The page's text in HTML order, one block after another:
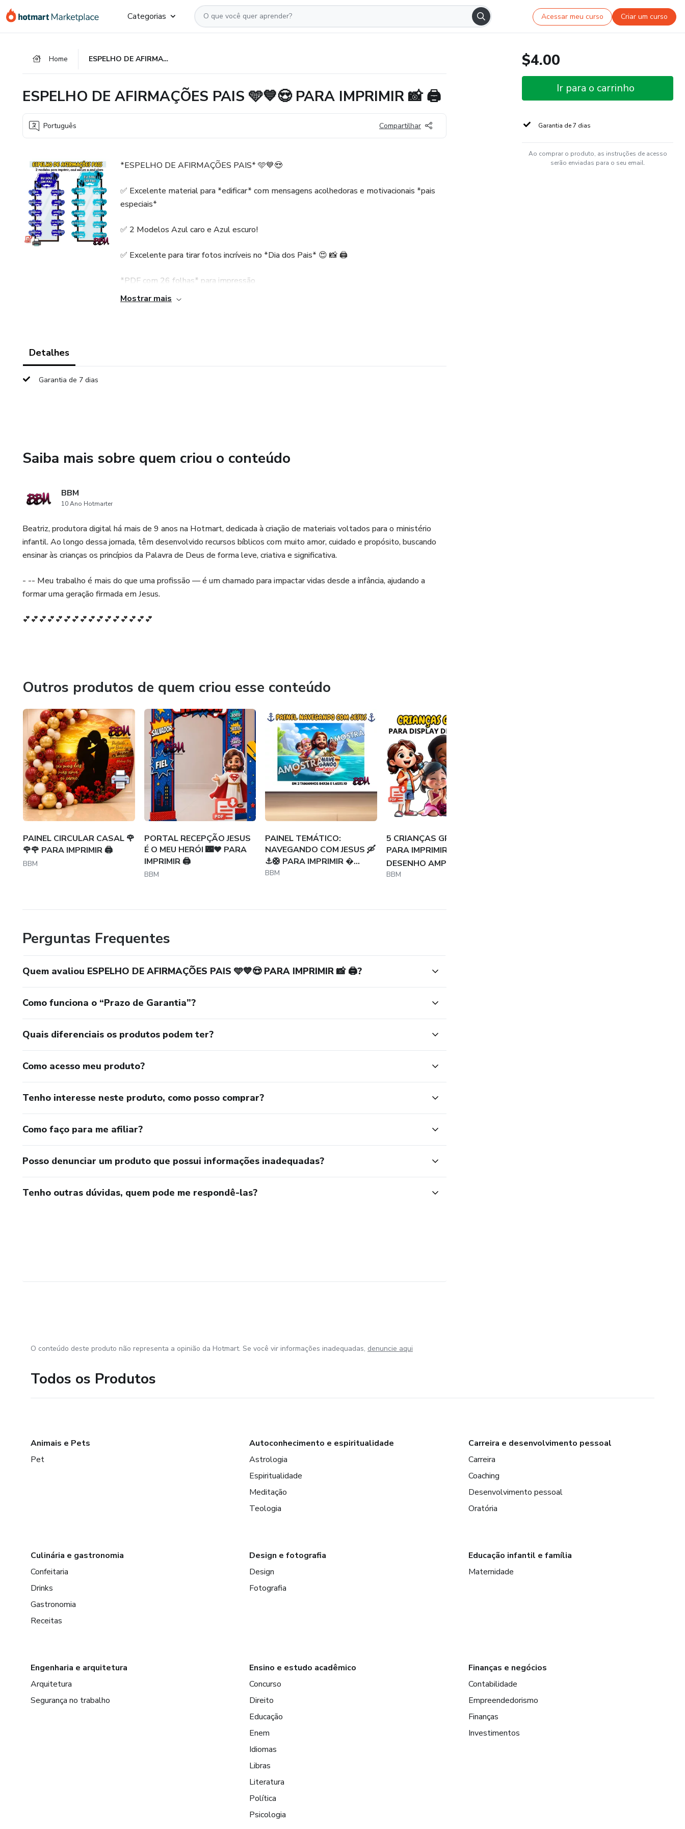
para
para
para
Categorias Acessar meu curso Criar um curso
Home ESPELHO DE AFIRMAÇÕES PAIS 🩵💙😍 PARA IMPRIMIR 📸 🖨
ESPELHO DE AFIRMAÇÕES PAIS 🩵💙😍 PARA IMPRIMIR 📸 🖨
Português Compartilhar
*ESPELHO DE AFIRMAÇÕES PAIS* 🩵💙😍
✅ Excelente material para *edificar* com mensagens acolhedoras e motivacionais *pais
especiais*
✅ 2 Modelos Azul caro e Azul escuro!
✅ Excelente para tirar fotos incríveis no *Dia dos Pais* 😍 📸 🖨
*PDF com 26 folhas* para impressão
Mostrar mais
Detalhes
Garantia de 7 dias
Saiba mais sobre quem criou o conteúdo
BBM
10 Ano Hotmarter
Beatriz, produtora digital há mais de 9 anos na Hotmart, dedicada à criação de materiais voltados para o ministério
infantil. Ao longo dessa jornada, têm desenvolvido recursos bíblicos com muito amor, cuidado e propósito, buscando
ensinar às crianças os princípios da Palavra de Deus de forma leve, criativa e significativa.
- -- Meu trabalho é mais do que uma profissão — é um chamado para impactar vidas desde a infância, ajudando a
formar uma geração firmada em Jesus.
💕💕💕💕💕💕💕💕💕💕💕💕💕💕💕💕
Outros produtos de quem criou esse conteúdo
PAINEL CIRCULAR CASAL 🌹
🌹🌹 PARA IMPRIMIR 🖨
BBM
PORTAL RECEPÇÃO JESUS
É O MEU HERÓI 🌃❤️ PARA
IMPRIMIR 🖨️
BBM
PAINEL TEMÁTICO:
NAVEGANDO COM JESUS 🛶
⚓🛟 PARA IMPRIMIR ...
BBM
5 CRIANÇAS GRANDES
PARA IMPRIMIR 🖨️
DESENHO AMPLIADO
BBM
Perguntas Frequentes
Quem avaliou ESPELHO DE AFIRMAÇÕES PAIS 🩵💙😍 PARA IMPRIMIR 📸 🖨?
Como funciona o “Prazo de Garantia”?
Quais diferenciais os produtos podem ter?
Como acesso meu produto?
Tenho interesse neste produto, como posso comprar?
Como faço para me afiliar?
Posso denunciar um produto que possui informações inadequadas?
Tenho outras dúvidas, quem pode me respondê-las?
$4.00
Ir para o carrinho
Garantia de 7 dias
Ao comprar o produto, as instruções de acesso
serão enviadas para o seu email.
O conteúdo deste produto não representa a opinião da Hotmart. Se você vir informações inadequadas, denuncie aqui
Todos os Produtos
Animais e Pets
Pet
Autoconhecimento e espiritualidade
Astrologia
Espiritualidade
Meditação
Teologia
Carreira e desenvolvimento pessoal
Carreira
Coaching
Desenvolvimento pessoal
Oratória
Culinária e gastronomia
Confeitaria
Drinks
Gastronomia
Receitas
Design e fotografia
Design
Fotografia
Educação infantil e família
Maternidade
Engenharia e arquitetura
Arquitetura
Segurança no trabalho
Ensino e estudo acadêmico
Concurso
Direito
Educação
Enem
Idiomas
Libras
Literatura
Política
Psicologia
Finanças e negócios
Contabilidade
Empreendedorismo
Finanças
Investimentos